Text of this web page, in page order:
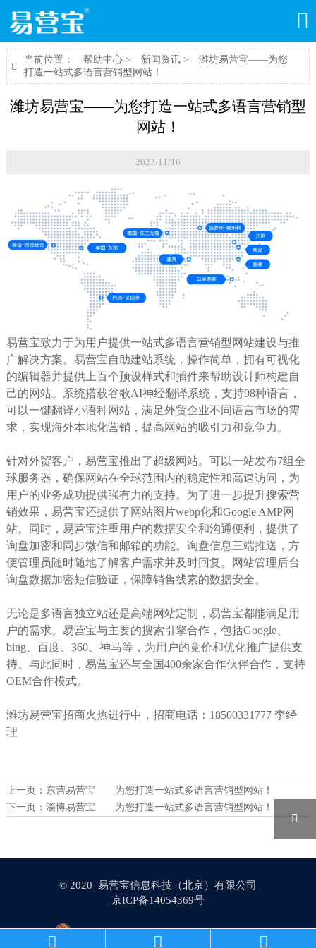


当前位置： 帮助中心> 新闻资讯>
潍坊易营宝——为您
打造一站式多语言营销型网站！
潍坊易营宝——为您打造一站式多语言营销型
网站！
2023/11/16
易营宝致力于为用户提供一站式多语言营销型网站建设与推
广解决方案。易营宝自助建站系统，操作简单，拥有可视化
的编辑器并提供上百个预设样式和插件来帮助设计师构建自
己的网站。系统搭载谷歌AI神经翻译系统，支持98种语言，
可以一键翻译小语种网站，满足外贸企业不同语言市场的需
求，实现海外本地化营销，提高网站的吸引力和竞争力。
针对外贸客户，易营宝推出了超级网站。可以一站发布7组全
球服务器，确保网站在全球范围内的稳定性和高速访问，为
用户的业务成功提供强有力的支持。为了进一步提升搜索营
销效果，易营宝还提供了网站图片webp化和Google AMP网
站。同时，易营宝注重用户的数据安全和沟通便利，提供了
询盘加密和同步微信和邮箱的功能。询盘信息三端推送，方
便管理员随时随地了解客户需求并及时回复。网站管理后台
询盘数据加密短信验证，保障销售线索的数据安全。
无论是多语言独立站还是高端网站定制，易营宝都能满足用
户的需求。易营宝与主要的搜索引擎合作，包括Google、
bing、百度、360、神马等，为用户的竞价和优化推广提供支
持。与此同时，易营宝还与全国400余家合作伙伴合作，支持
OEM合作模式。
潍坊易营宝招商火热进行中，招商电话：18500331777 李经
理
上一页： 东营易营宝——为您打造一站式多语言营销型网站！
下一页： 淄博易营宝——为您打造一站式多语言营销型网站！
© 2020 易营宝信息科技（北京）有限公司
京ICP备14054369号
  
